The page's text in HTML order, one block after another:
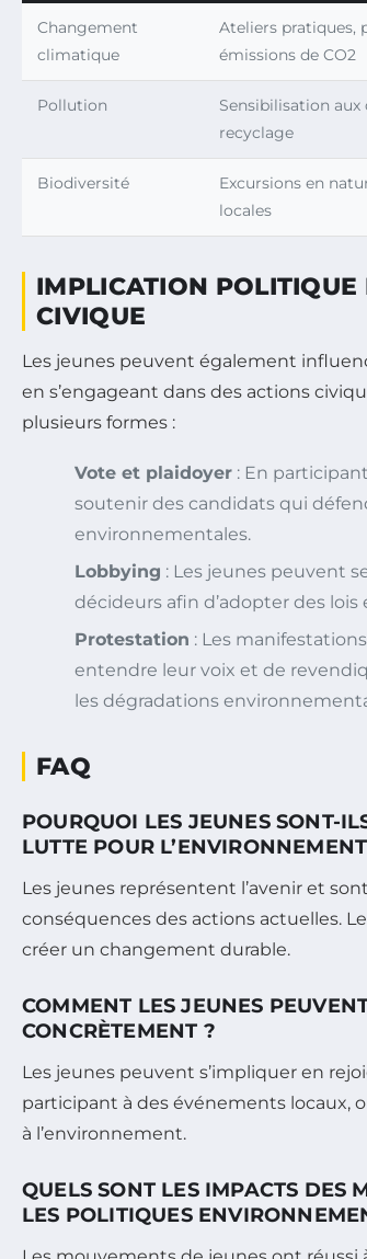
Changement
climatique
Ateliers pratiques,
émissions de CO2
Pollution
Sensibilisation
recyclage
Biodiversité
Excursions en
locales
IMPLICATION POLITIQUE
CIVIQUE
Les jeunes peuvent également
en s’engageant dans des actions
plusieurs formes :
Vote et plaidoyer : En
soutenir des candidats qui
environnementales.
Lobbying : Les jeunes peuvent
décideurs afin d’adopter des
Protestation : Les
entendre leur voix et de
les dégradations
FAQ
POURQUOI LES JEUNES SONT-
LUTTE POUR
Les jeunes représentent l’avenir et
conséquences des actions actuelles.
créer un changement durable.
COMMENT LES JEUNES
CONCRÈTEMENT ?
Les jeunes peuvent s’impliquer en
participant à des événements locaux,
à l’environnement.
QUELS SONT LES IMPACTS DES
LES POLITIQUES